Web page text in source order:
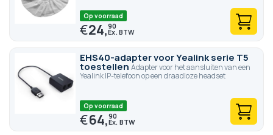
Op voorraad
€24,90
EHS40-adapter voor Yealink serie T5
toestellen Adapter voor het aansluiten van een
Yealink IP-telefoon op een draadloze headset
Op voorraad
€64,90